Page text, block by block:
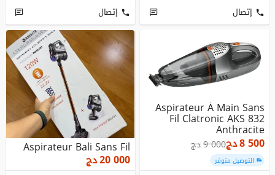
إتصال إتصال
Aspirateur À Main Sans
Fil Clatronic AKS 832
Anthracite
8 500دج9 000دج
التوصيل متوفر
Aspirateur Bali Sans Fil
20 000دج